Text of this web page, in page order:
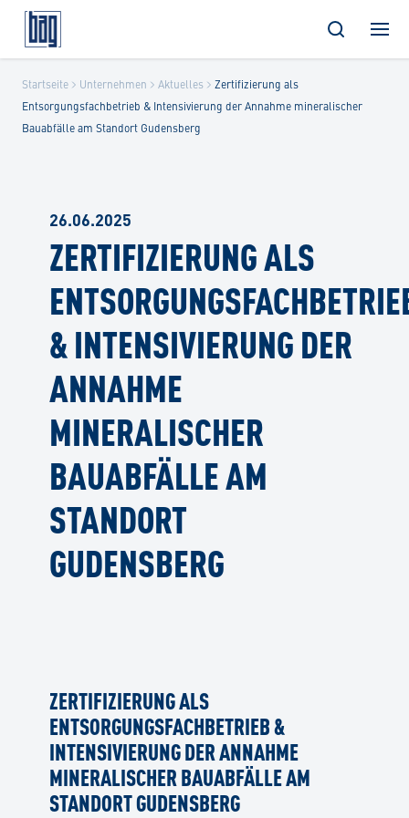
content
Startseite Unternehmen Aktuelles
Zertifizierung als
Entsorgungsfachbetrieb & Intensivierung der Annahme mineralischer
Bauabfälle am Standort Gudensberg
26.06.2025
ZERTIFIZIERUNG ALS
& INTENSIVIERUNG DER
ANNAHME
MINERALISCHER
BAUABFÄLLE AM
STANDORT
GUDENSBERG
ZERTIFIZIERUNG ALS
ENTSORGUNGSFACHBETRIEB &
INTENSIVIERUNG DER ANNAHME
MINERALISCHER BAUABFÄLLE AM
STANDORT GUDENSBERG